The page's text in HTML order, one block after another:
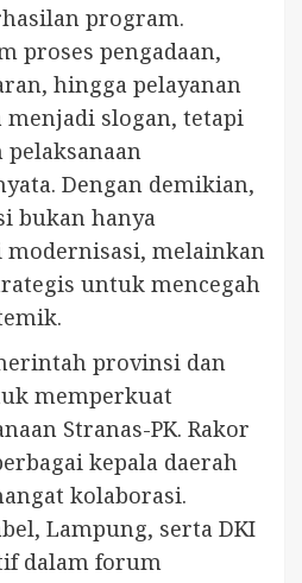
program.
proses pengadaan,
hingga pelayanan
slogan, tetapi
Dengan demikian,
bukan hanya
modernisasi, melainkan
untuk mencegah
provinsi dan
memperkuat
Stranas-PK. Rakor
kepala daerah
kolaborasi.
Lampung, serta DKI
dalam forum